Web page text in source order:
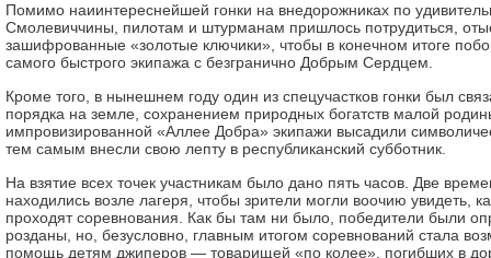
Помимо наиинтереснейшей гонки на внедорожниках по
Смолевиччины, пилотам и штурманам пришлось потрудиться,
зашифрованные «золотые ключики», чтобы в конечном итоге
самого быстрого экипажа с безгранично Добрым Сердцем.
Кроме того, в нынешнем году один из спецучастков гонки был
порядка на земле, сохранением природных богатств малой
импровизированной «Аллее Добра» экипажи высадили
тем самым внесли свою лепту в республиканский субботник.
На взятие всех точек участникам было дано пять часов. Две
находились возле лагеря, чтобы зрители могли воочию увидеть,
проходят соревнования. Как бы там ни было, победители были
розданы, но, безусловно, главным итогом соревнований стала
помощь детям джиперов — товарищей «по колее», погибших в